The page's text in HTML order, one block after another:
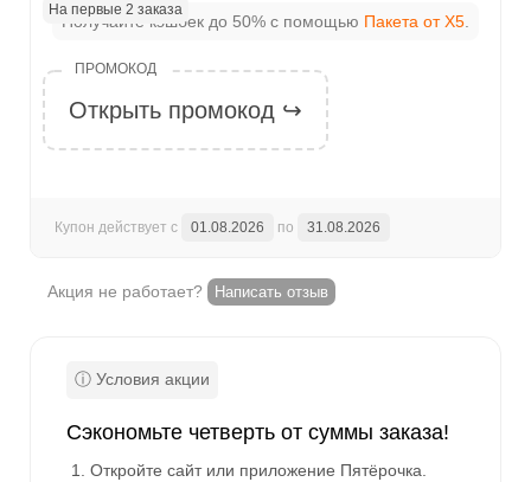
Получайте кэшбек до 50% с помощью Пакета от X5
Открыть промокод ↪
На первые 2 заказа
Купон действует с 01.08.2026 по 31.08.2026
Акция не работает? Написать отзыв
Сэкономьте четверть от суммы заказа!
Откройте сайт или приложение Пятёрочка.